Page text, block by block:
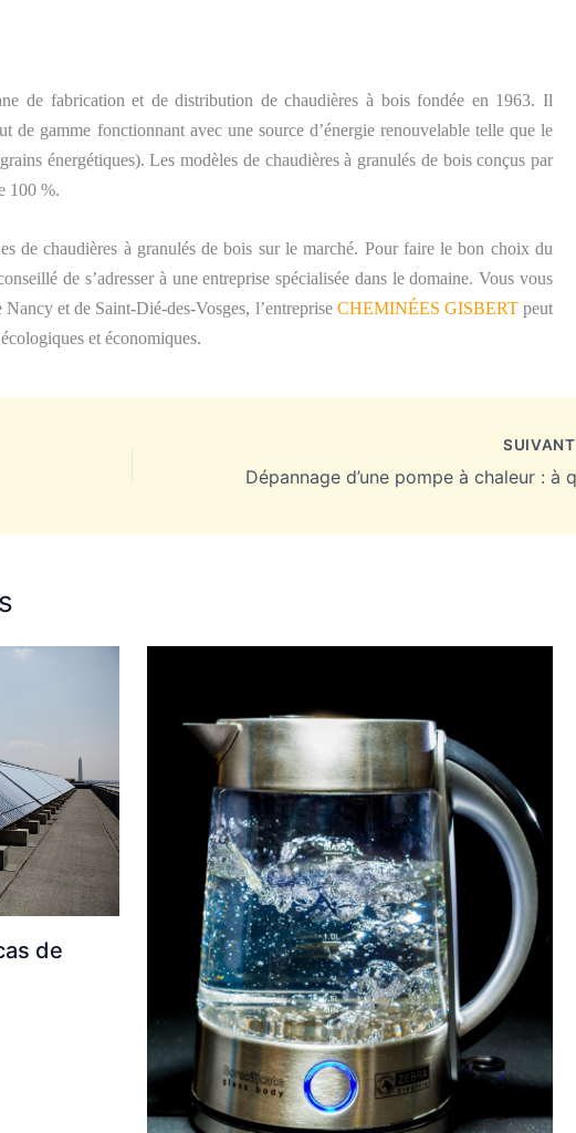
de fabrication et de distribution de chaudières à bois fondée en 1963. Il
de gamme fonctionnant avec une source d’énergie renouvelable telle que le
énergétiques). Les modèles de chaudières à granulés de bois conçus par
100 %.
de chaudières à granulés de bois sur le marché. Pour faire le bon choix du
de s’adresser à une entreprise spécialisée dans le domaine. Vous vous
et de Saint-Dié-des-Vosges, l’entreprise CHEMINÉES GISBERTpeut
et économiques.
SUIVANT
de